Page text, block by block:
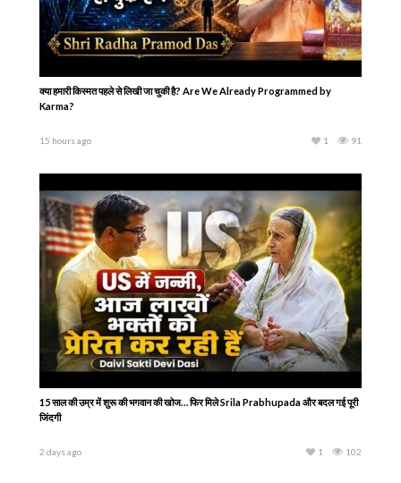
क्या हमारी किस्मत पहले से लिखी जा चुकी है? Are We Already Programmed by
Karma?
15 hours ago 91
1
15 साल की उम्र में शुरू की भगवान की खोज… फिर मिले Srila Prabhupada और बदल गई पूरी
जिंदगी
2 days ago 102
1